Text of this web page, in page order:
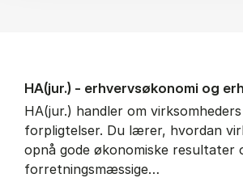
HA(jur.) - erhvervs­økonomi og
HA(jur.) handler om
forpligtelser. Du lærer, hvordan
opnå gode økonomiske resultater
forretningsmæssige…